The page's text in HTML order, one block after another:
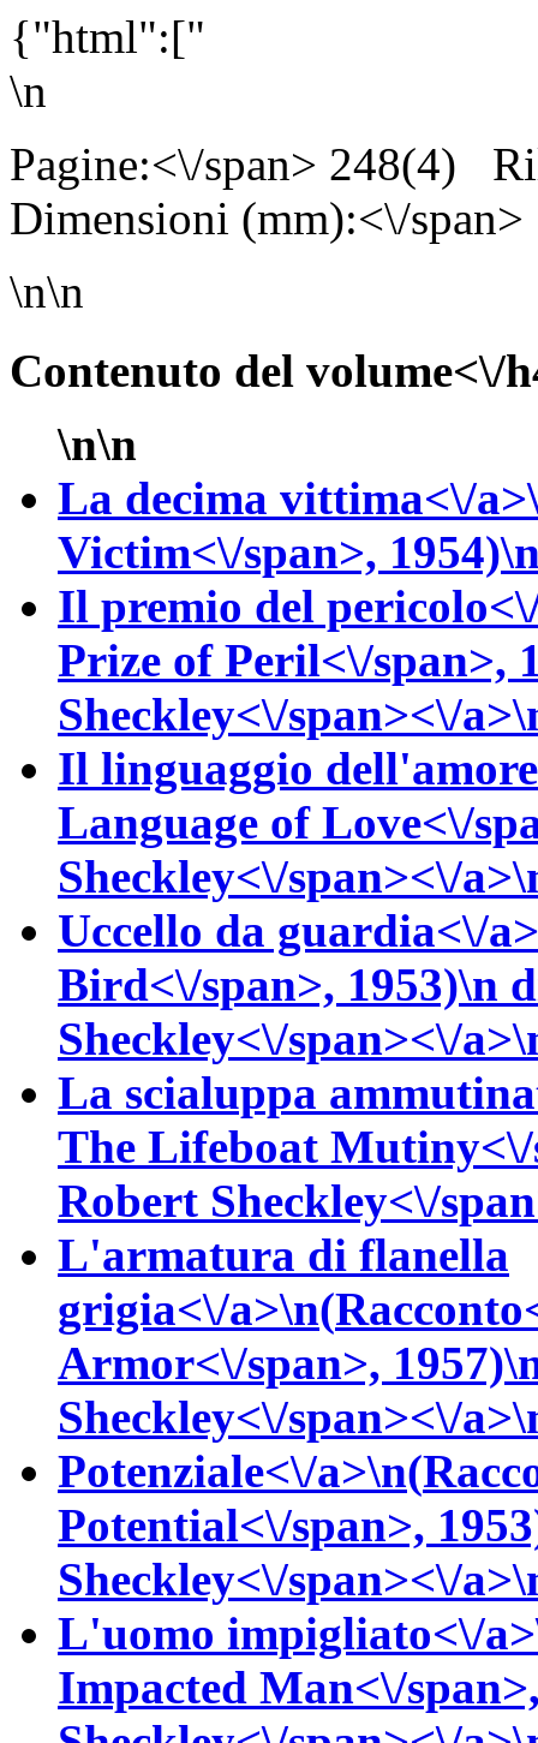
{"html":["
\n
Pagine:<\/span> 248(4)
Dimensioni (mm):<\/
\n\n
Contenuto del volume<\/
\n\n
La decima vittima<\/
Victim<\/span>,
Il premio del
Prize of Peril<\/span>,
Sheckley<\/span><\/
Il linguaggio
Language of Love<\/
Sheckley<\/span><\/
Uccello da guardia<\/
Bird<\/span>, 1953)\n
Sheckley<\/span><\/
La scialuppa
The Lifeboat
Robert Sheckley<\/
L'armatura di flanella
grigia<\/a>\n(
Armor<\/span>,
Sheckley<\/span><\/
Potenziale<\/a>\n(
Potential<\/span>,
Sheckley<\/span><\/
L'uomo impigliato<\/
Impacted Man<\/